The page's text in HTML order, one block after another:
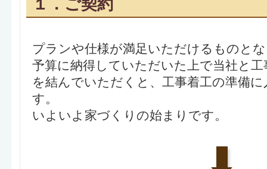
１．ご契約
プランや仕様が満足いただけるものと
予算に納得していただいた上で当社と工
を結んでいただくと、工事着工の準備に
す。
いよいよ家づくりの始まりです。